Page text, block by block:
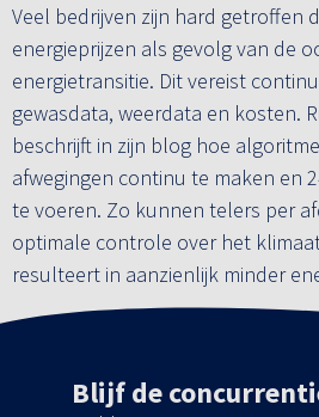
Veel bedrijven zijn hard getroffen
energieprijzen als gevolg van de
energietransitie. Dit vereist
gewasdata, weerdata en kosten.
beschrijft in zijn blog hoe
afwegingen continu te maken en
te voeren. Zo kunnen telers per
optimale controle over het
resulteert in aanzienlijk minder
Blijf de